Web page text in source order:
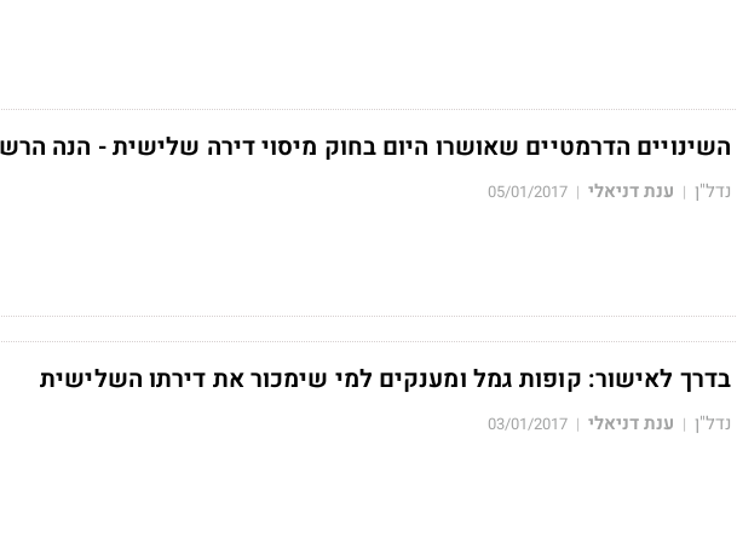
השינויים הדרמטיים שאושרו היום בחוק מיסוי דירה שלישית - הנה
נדל"ן | ענת דניאלי |
05/01/2017
בדרך לאישור: קופות גמל ומענקים למי שימכור את דירתו השלישית
נדל"ן | ענת דניאלי |
03/01/2017